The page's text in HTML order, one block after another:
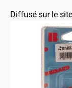
Diffusé sur le site